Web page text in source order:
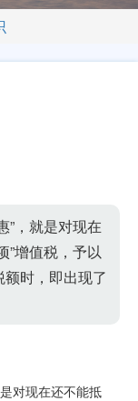
”，就是对现在
”增值税，予以
时，即出现了
对现在还不能抵